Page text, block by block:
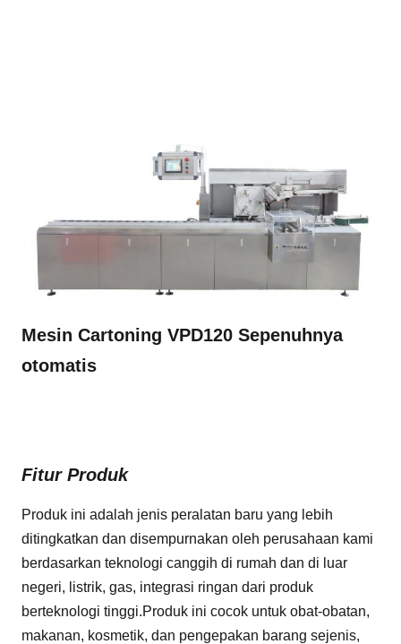
Mesin Cartoning VPD120 Sepenuhnya
otomatis
Fitur Produk
Produk ini adalah jenis peralatan baru yang lebih
ditingkatkan dan disempurnakan oleh perusahaan kami
berdasarkan teknologi canggih di rumah dan di luar
negeri, listrik, gas, integrasi ringan dari produk
berteknologi tinggi.Produk ini cocok untuk obat-obatan,
makanan, kosmetik, dan pengepakan barang sejenis,